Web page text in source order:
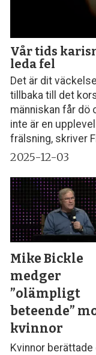
Vår tids
leda fel
Det är dit
tillbaka till det
människan får dö
inte är en
frälsning, skriver
2025-12-03
Mike Bickle
medger
”olämpligt
beteende”
kvinnor
Kvinnor berättade